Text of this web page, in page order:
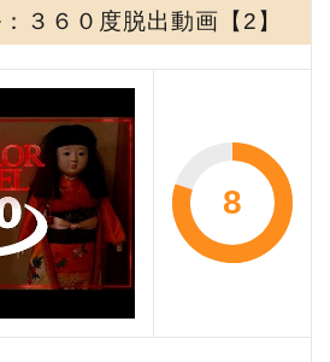
３６０度脱出動画【2】
8